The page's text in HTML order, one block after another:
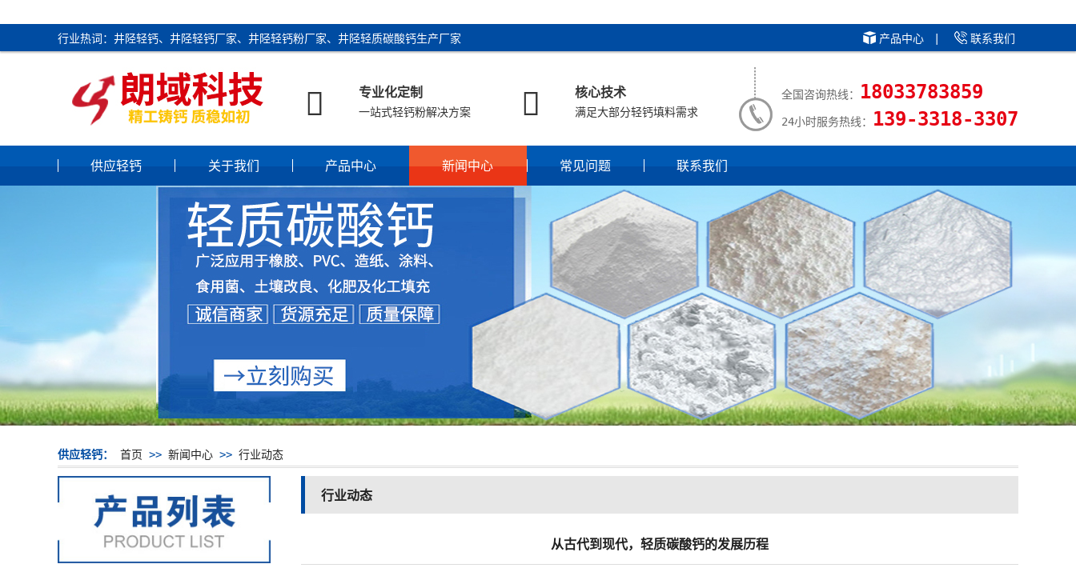
行业热词：井陉轻钙、井陉轻钙厂家、井陉轻钙粉厂家、井陉轻质碳酸钙生产厂家 产品中心 | 联系我们
 专业化定制
一站式轻钙粉解决方案  核心技术
满足大部分轻钙填料需求
全国咨询热线： 18033783859
24小时服务热线： 139-3318-3307
供应轻钙 关于我们 产品中心 新闻中心 常见问题 联系我们
供应轻钙： 首页 >> 新闻中心 >> 行业动态
行业动态
从古代到现代，轻质碳酸钙的发展历程